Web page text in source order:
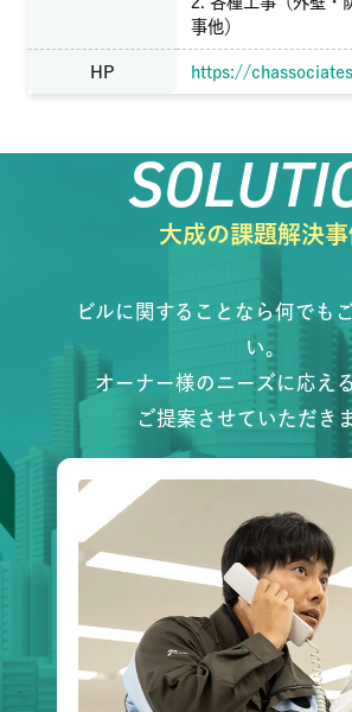
事他）
HP https://
大成の課題解決事
ビルに関することなら何でも
い。
オーナー様のニーズに応え
ご提案させていただき